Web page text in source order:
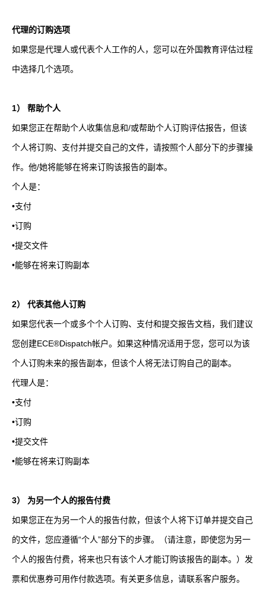
代理的订购选项
如果您是代理人或代表个人工作的人，您可以在外国教育评估过程
中选择几个选项。
1） 帮助个人
如果您正在帮助个人收集信息和/或帮助个人订购评估报告，但该
个人将订购、支付并提交自己的文件，请按照个人部分下的步骤操
作。他/她将能够在将来订购该报告的副本。
个人是：
•支付
•订购
•提交文件
•能够在将来订购副本
2） 代表其他人订购
如果您代表一个或多个个人订购、支付和提交报告文档，我们建议
您创建ECE®Dispatch帐户。如果这种情况适用于您，您可以为该
个人订购未来的报告副本，但该个人将无法订购自己的副本。
代理人是：
•支付
•订购
•提交文件
•能够在将来订购副本
3） 为另一个人的报告付费
如果您正在为另一个人的报告付款，但该个人将下订单并提交自己
的文件，您应遵循“个人”部分下的步骤。（请注意，即使您为另一
个人的报告付费，将来也只有该个人才能订购该报告的副本。）发
票和优惠券可用作付款选项。有关更多信息，请联系客户服务。